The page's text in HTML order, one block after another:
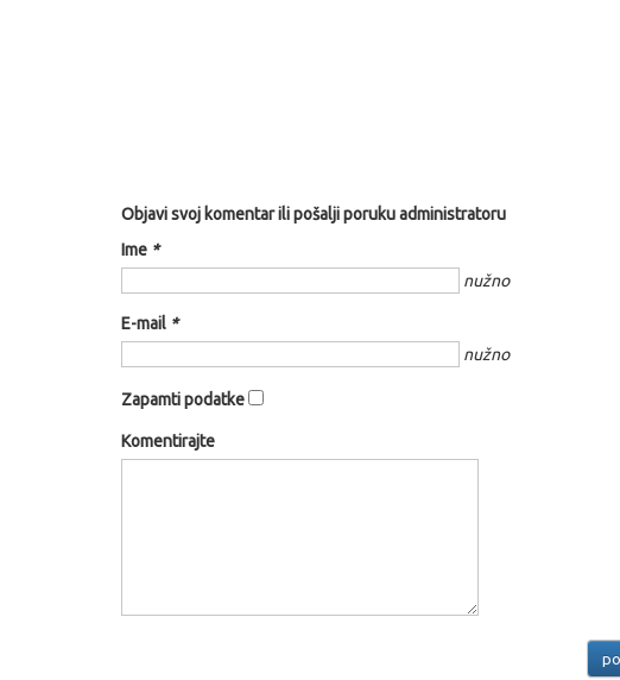
Objavi svoj komentar ili pošalji poruku administratoru
Ime *
nužno
E-mail *
nužno
Zapamti podatke
Komentirajte